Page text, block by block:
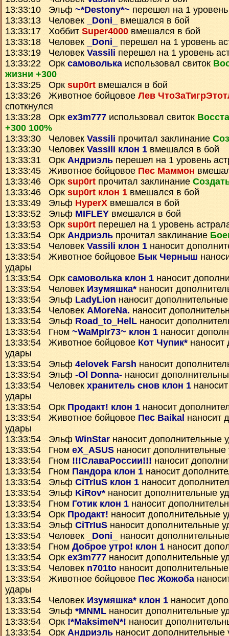
13:33:10 Эльф ~*Destony*~ перешел на 1
13:33:13 Человек
_Doni_
вмешался в бой
13:33:17 Хоббит Super4000 вмешался в бой
13:33:18 Человек
_Doni_
перешел на 1 уровень
13:33:19 Человек Vassili перешел на 1 уровень
13:33:22 Орк самоволькаиспользовал свиток
жизни +300
13:33:25 Орк sup0rt вмешался в бой
13:33:26 Животное бойцовое Лев
споткнулся
13:33:28 Орк ex3m777 использовал свиток
+300 100%
13:33:30 Человек Vassili прочитал заклинание
13:33:30 Человек Vassili клон 1 вмешался в бой
13:33:31 Орк Андриэль перешел на 1 уровень
13:33:45 Животное бойцовое Пес Маммон
13:33:46 Орк sup0rt прочитал заклинание
13:33:46 Орк sup0rt клон 1 вмешался в бой
13:33:49 Эльф HyperX вмешался в бой
13:33:52 Эльф MIFLEY вмешался в бой
13:33:53 Орк sup0rt перешел на 1 уровень
13:33:54 Орк Андриэль прочитал заклинание
13:33:54 Человек Vassili клон 1 наносит
13:33:54 Животное бойцовое Бык Черныш
удары
13:33:54 Орк самоволька клон 1 наносит
13:33:54 Человек Изумяшка* наносит
13:33:54 Эльф LadyLion наносит
13:33:54 Человек AMoreNa. наносит
13:33:54 Эльф Road_to_HelL наносит
13:33:54 Гном ~WaMpIr73~ клон 1 наносит
13:33:54 Животное бойцовое Кот Чупик* наносит
удары
13:33:54 Эльф 4elovek Farsh наносит
13:33:54 Эльф -Ol Donna- наносит
13:33:54 Человек хранитель снов клон 1
удары
13:33:54 Орк Продакт! клон 1 наносит
13:33:54 Животное бойцовое Пес Baikal наносит
удары
13:33:54 Эльф WinStar наносит дополнительные
13:33:54 Гном eX_ASUS наносит
13:33:54 Гном !!!СлаваРоссии!!! наносит
13:33:54 Гном Пандора клон 1 наносит
13:33:54 Эльф CiTrIuS клон 1 наносит
13:33:54 Эльф KiRov* наносит дополнительные
13:33:54 Гном Готик клон 1 наносит
13:33:54 Орк Продакт! наносит дополнительные
13:33:54 Эльф CiTrIuS наносит дополнительные
13:33:54 Человек
_Doni_
наносит
13:33:54 Гном Доброе утро! клон 1 наносит
13:33:54 Орк ex3m777 наносит дополнительные
13:33:54 Человек n701to наносит
13:33:54 Животное бойцовое Пес Жожоба
удары
13:33:54 Человек Изумяшка* клон 1 наносит
13:33:54 Эльф *MNML наносит дополнительные
13:33:54 Орк !*MaksimeN*! наносит
13:33:54 Орк Андриэль наносит дополнительные